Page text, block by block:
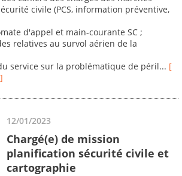
civile (PCS, information préventive,
d'appel et main-courante SC ;
relatives au survol aérien de la
service sur la problématique de péril... [
12/01/2023
Chargé(e) de mission
planification sécurité civile et
cartographie